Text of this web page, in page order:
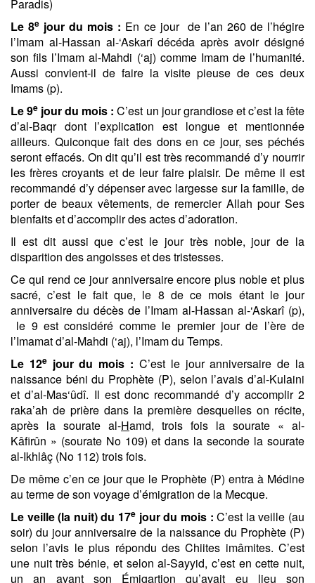
Paradis)
Le 8e jour du mois : En ce jour de l’an 260 de l’hégire
l’Imam al-Hassan al-‘Askarî décéda après avoir désigné
son fils l’Imam al-Mahdi (‘aj) comme Imam de l’humanité.
Aussi convient-il de faire la visite pieuse de ces deux
Imams (p).
Le 9e jour du mois : C’est un jour grandiose et c’est la fête
d’al-Baqr dont l’explication est longue et mentionnée
ailleurs. Quiconque fait des dons en ce jour, ses péchés
seront effacés. On dit qu’il est très recommandé d’y nourrir
les frères croyants et de leur faire plaisir. De même il est
recommandé d’y dépenser avec largesse sur la famille, de
porter de beaux vêtements, de remercier Allah pour Ses
bienfaits et d’accomplir des actes d’adoration.
Il est dit aussi que c’est le jour très noble, jour de la
disparition des angoisses et des tristesses.
Ce qui rend ce jour anniversaire encore plus noble et plus
sacré, c’est le fait que, le 8 de ce mois étant le jour
anniversaire du décès de l’Imam al-Hassan al-‘Askarî (p),
le 9 est considéré comme le premier jour de l’ère de
l’Imamat d’al-Mahdi (‘aj), l’Imam du Temps.
Le 12ejour du mois : C’est le jour anniversaire de la
naissance béni du Prophète (P), selon l’avais d’al-Kulaini
et d’al-Mas‘ûdî. Il est donc recommandé d’y accomplir 2
raka’ah de prière dans la première desquelles on récite,
après la sourate al-Hamd, trois fois la sourate « al-
Kâfirûn » (sourate No 109) et dans la seconde la sourate
al-Ikhlâç (No 112) trois fois.
De même c’en ce jour que le Prophète (P) entra à Médine
au terme de son voyage d’émigration de la Mecque.
Le veille (la nuit) du 17e jour du mois :C’est la veille (au
soir) du jour anniversaire de la naissance du Prophète (P)
selon l’avis le plus répondu des Chiites imâmites. C’est
une nuit très bénie, et selon al-Sayyid, c’est en cette nuit,
un an avant son Émigartion qu’avait eu lieu son